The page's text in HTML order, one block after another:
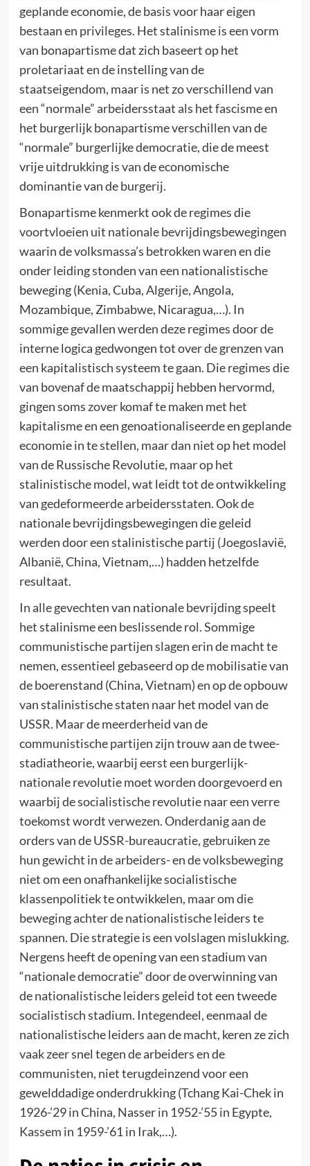
geplande economie, de basis voor haar eigen
bestaan en privileges. Het stalinisme is een vorm
van bonapartisme dat zich baseert op het
proletariaat en de instelling van de
staatseigendom, maar is net zo verschillend van
een “normale” arbeidersstaat als het fascisme en
het burgerlijk bonapartisme verschillen van de
“normale” burgerlijke democratie, die de meest
vrije uitdrukking is van de economische
dominantie van de burgerij.
Bonapartisme kenmerkt ook de regimes die
voortvloeien uit nationale bevrijdingsbewegingen
waarin de volksmassa’s betrokken waren en die
onder leiding stonden van een nationalistische
beweging (Kenia, Cuba, Algerije, Angola,
Mozambique, Zimbabwe, Nicaragua,…). In
sommige gevallen werden deze regimes door de
interne logica gedwongen tot over de grenzen van
een kapitalistisch systeem te gaan. Die regimes die
van bovenaf de maatschappij hebben hervormd,
gingen soms zover komaf te maken met het
kapitalisme en een genoationaliseerde en geplande
economie in te stellen, maar dan niet op het model
van de Russische Revolutie, maar op het
stalinistische model, wat leidt tot de ontwikkeling
van gedeformeerde arbeidersstaten. Ook de
nationale bevrijdingsbewegingen die geleid
werden door een stalinistische partij (Joegoslavië,
Albanië, China, Vietnam,…) hadden hetzelfde
resultaat.
In alle gevechten van nationale bevrijding speelt
het stalinisme een beslissende rol. Sommige
communistische partijen slagen erin de macht te
nemen, essentieel gebaseerd op de mobilisatie van
de boerenstand (China, Vietnam) en op de opbouw
van stalinistische staten naar het model van de
USSR. Maar de meerderheid van de
communistische partijen zijn trouw aan de twee-
stadiatheorie, waarbij eerst een burgerlijk-
nationale revolutie moet worden doorgevoerd en
waarbij de socialistische revolutie naar een verre
toekomst wordt verwezen. Onderdanig aan de
orders van de USSR-bureaucratie, gebruiken ze
hun gewicht in de arbeiders- en de volksbeweging
niet om een onafhankelijke socialistische
klassenpolitiek te ontwikkelen, maar om die
beweging achter de nationalistische leiders te
spannen. Die strategie is een volslagen mislukking.
Nergens heeft de opening van een stadium van
“nationale democratie” door de overwinning van
de nationalistische leiders geleid tot een tweede
socialistisch stadium. Integendeel, eenmaal de
nationalistische leiders aan de macht, keren ze zich
vaak zeer snel tegen de arbeiders en de
communisten, niet terugdeinzend voor een
gewelddadige onderdrukking (Tchang Kai-Chek in
1926-’29 in China, Nasser in 1952-’55 in Egypte,
Kassem in 1959-’61 in Irak,…).